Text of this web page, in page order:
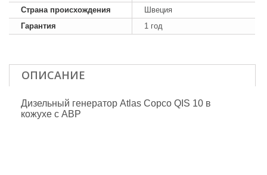
Страна происхождения
Швеция
Гарантия
1 год
ОПИСАНИЕ
Дизельный генератор Atlas Copco QIS 10 в
кожухе с АВР